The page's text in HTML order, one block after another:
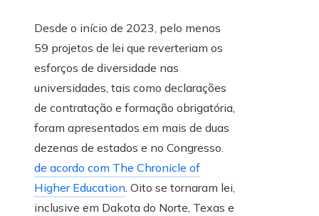
Desde o início de 2023, pelo menos
59 projetos de lei que reverteriam os
esforços de diversidade nas
universidades, tais como declarações
de contratação e formação obrigatória,
foram apresentados em mais de duas
dezenas de estados e no Congresso.
de acordo com The Chronicle of
Higher Education. Oito se tornaram lei,
inclusive em Dakota do Norte, Texas e